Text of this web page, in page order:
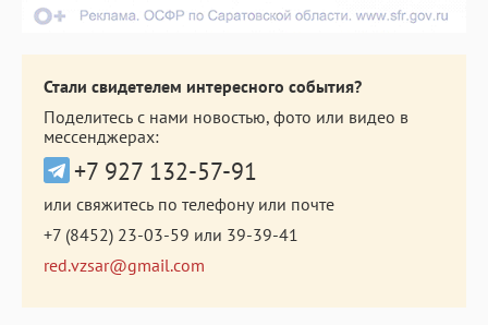
Стали свидетелем интересного события?
Поделитесь с нами новостью, фото или видео в
мессенджерах:
+7 927 132-57-91
или свяжитесь по телефону или почте
+7 (8452) 23-03-59 или 39-39-41
red.vzsar@gmail.com